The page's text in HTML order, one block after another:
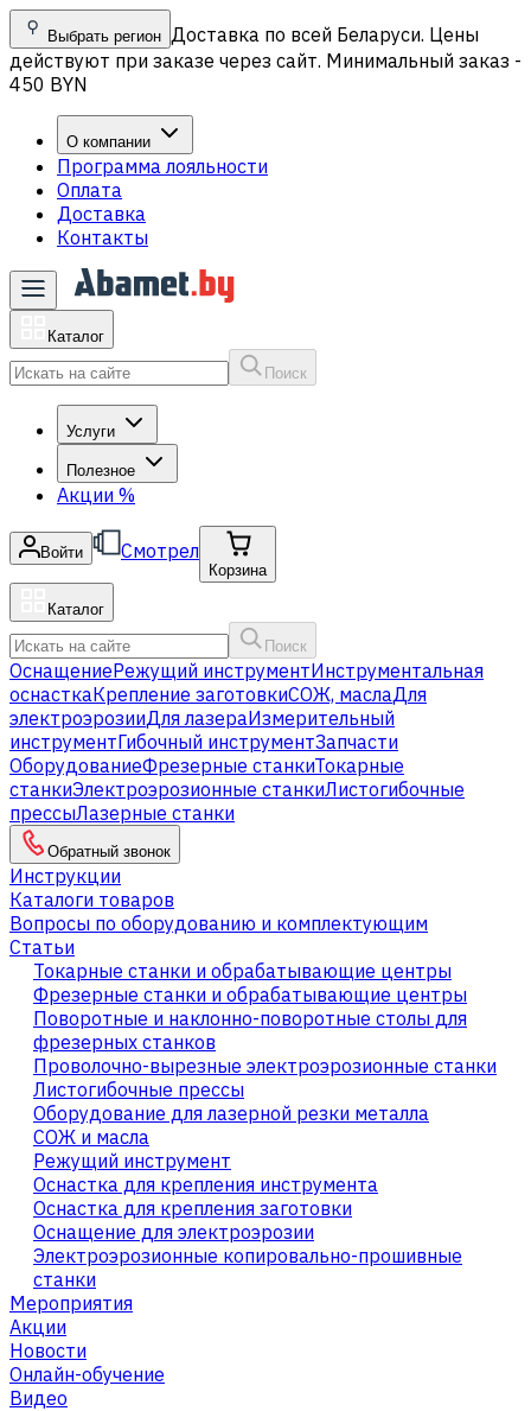
Выбрать регион Доставка по всей Беларуси. Цены
действуют при заказе через сайт. Минимальный заказ -
450 BYN
О компании
Программа лояльности
Оплата
Доставка
Контакты
Каталог
Поиск
Услуги
Полезное
Акции %
Войти Смотрел
Корзина
Каталог
Поиск
ОснащениеРежущий инструментИнструментальная
оснасткаКрепление заготовкиСОЖ, маслаДля
электроэрозииДля лазераИзмерительный
инструментГибочный инструментЗапчасти
ОборудованиеФрезерные станкиТокарные
станкиЭлектроэрозионные станкиЛистогибочные
прессыЛазерные станки
Обратный звонок
Инструкции
Каталоги товаров
Вопросы по оборудованию и комплектующим
Статьи
Токарные станки и обрабатывающие центры
Фрезерные станки и обрабатывающие центры
Поворотные и наклонно-поворотные столы для
фрезерных станков
Проволочно-вырезные электроэрозионные станки
Листогибочные прессы
Оборудование для лазерной резки металла
СОЖ и масла
Режущий инструмент
Оснастка для крепления инструмента
Оснастка для крепления заготовки
Оснащение для электроэрозии
Электроэрозионные копировально-прошивные
станки
Мероприятия
Акции
Новости
Онлайн-обучение
Видео